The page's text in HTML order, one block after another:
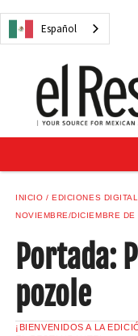
Español
NOTICIAS
RECETAS
GUÍA DEL
SUSCRÍBASE A
CENTRO DE
VINO/LICOR
Español
INICIO EDICIONES
NOVIEMBRE/DICIEMBRE
Portada:
pozole
¡BIENVENIDOS A LA